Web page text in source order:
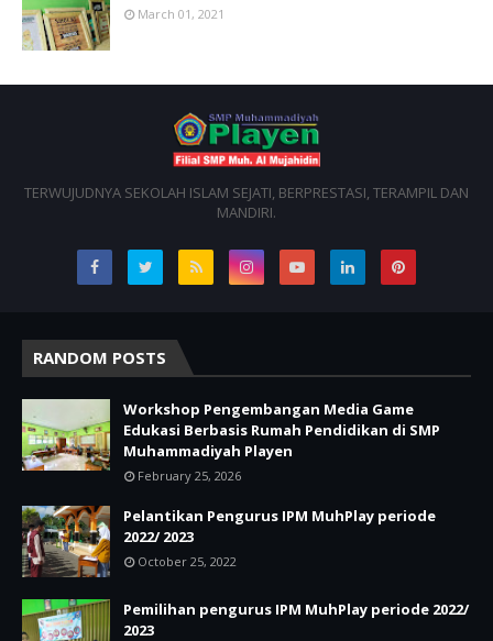
March 01, 2021
TERWUJUDNYA SEKOLAH ISLAM SEJATI, BERPRESTASI, TERAMPIL DAN
MANDIRI.
RANDOM POSTS
Workshop Pengembangan Media Game
Edukasi Berbasis Rumah Pendidikan di SMP
Muhammadiyah Playen
February 25, 2026
Pelantikan Pengurus IPM MuhPlay periode
2022/ 2023
October 25, 2022
Pemilihan pengurus IPM MuhPlay periode 2022/
2023